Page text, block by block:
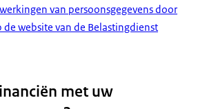
van persoonsgegevens door
de website van de Belastingdienst
met uw